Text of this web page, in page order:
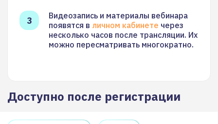
Видеозапись и материалы вебинара
появятся в личном кабинете через
несколько часов после трансляции. Их
можно пересматривать многократно.
Доступно после регистрации